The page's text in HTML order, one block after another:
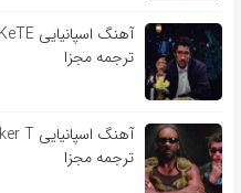
ترجمه مجزا
ترجمه مجزا